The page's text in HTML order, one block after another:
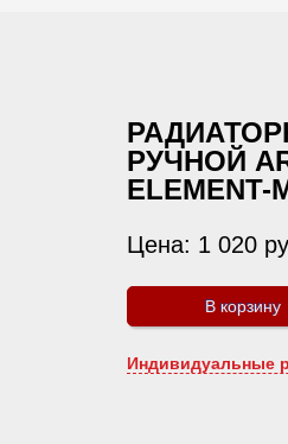
РУЧНОЙ
Цена: 1 020
В корзину
Индивидуальные